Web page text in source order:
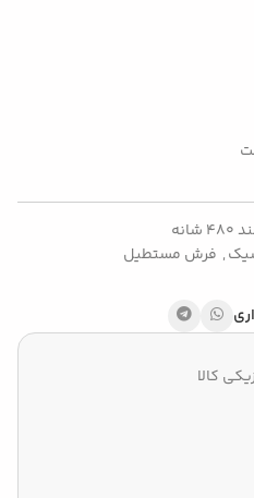
, فرش مستطیل
کالا